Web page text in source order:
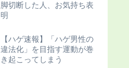
脚切断した人、お気持ち表
明
【ハゲ速報】「ハゲ男性の
違法化」を目指す運動が巻
き起こってしまう